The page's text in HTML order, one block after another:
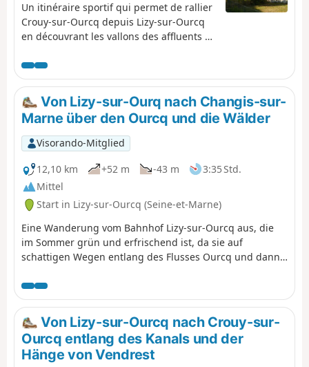
Un itinéraire sportif qui permet de rallier
Crouy-sur-Ourcq depuis Lizy-sur-Ourcq
en découvrant les vallons des affluents de
traversant les villages qui les peuplent.
Von Lizy-sur-Ourq nach Changis-sur-
Marne über den Ourcq und die Wälder
Visorando-Mitglied
12,10 km
+52 m -43 m
3:35 Std.
Mittel
Start in Lizy-sur-Ourcq (Seine-et-Marne)
Eine Wanderung vom Bahnhof Lizy-sur-Ourcq aus, die
im Sommer grün und erfrischend ist, da sie auf
schattigen Wegen entlang des Flusses Ourcq und dann
den Wald, bevor sie nach einer Wanderung durch Felder
am Bahnhof Changis-sur-Marne endet.
Von Lizy-sur-Ourcq nach Crouy-sur-
Ourcq entlang des Kanals und der
Hänge von Vendrest